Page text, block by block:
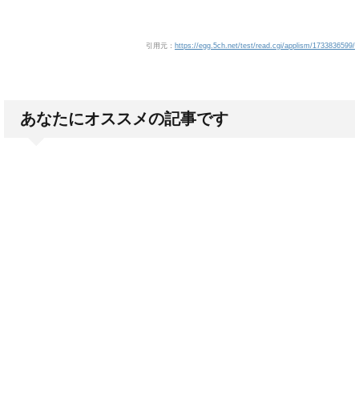
引用元： https://egg.5ch.net/test/read.cgi/applism/1733836599/
あなたにオススメの記事です